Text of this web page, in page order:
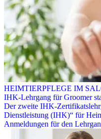
HEIMTIERPFLEGE IM
IHK-Lehrgang für Groomer
Der zweite IHK-
Dienstleistung (IHK)“ für
Anmeldungen für den